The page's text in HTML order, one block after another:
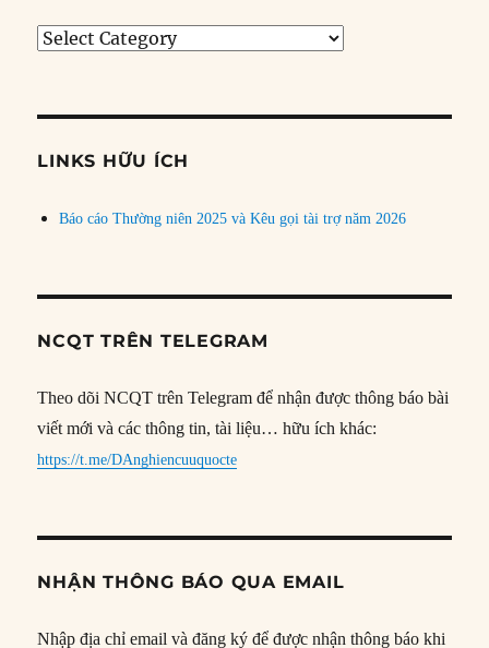
Tìm
đề
LINKS HỮU ÍCH
Báo cáo Thường niên 2025 và Kêu gọi tài trợ năm 2026
NCQT TRÊN TELEGRAM
Theo dõi NCQT trên Telegram để nhận được thông báo bài
viết mới và các thông tin, tài liệu… hữu ích khác:
https://t.me/DAnghiencuuquocte
NHẬN THÔNG BÁO QUA EMAIL
Nhập địa chỉ email và đăng ký để được nhận thông báo khi